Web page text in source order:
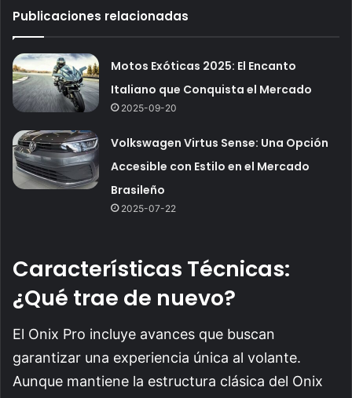
Publicaciones relacionadas
Motos Exóticas 2025: El Encanto
Italiano que Conquista el Mercado
2025-09-20
Volkswagen Virtus Sense: Una Opción
Accesible con Estilo en el Mercado
Brasileño
2025-07-22
Características Técnicas:
¿Qué trae de nuevo?
El Onix Pro incluye avances que buscan
garantizar una experiencia única al volante.
Aunque mantiene la estructura clásica del Onix